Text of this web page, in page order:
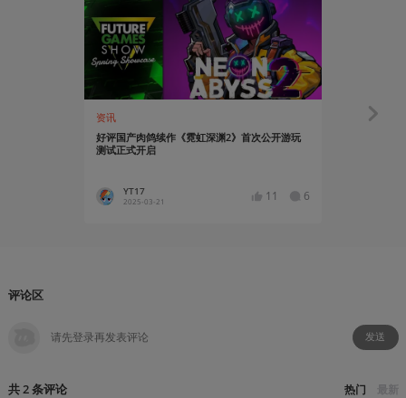
资讯
好评国产肉鸽续作《霓虹深渊2》首次公开游玩
测试正式开启
YT17
2025-03-21 11 6
评论区
发送
共2条评论 热门 最新